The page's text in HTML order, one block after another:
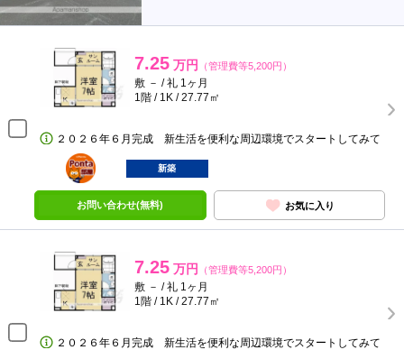
7.25 万円 （管理費等5,200円）
敷 － / 礼 1ヶ月
1階 / 1K / 27.77㎡
２０２６年６月完成 新生活を便利な周辺環境でスタートしてみて
ポンタ
部屋
新築
お問い合わせ(無料) お気に入り
7.25 万円 （管理費等5,200円）
敷 － / 礼 1ヶ月
1階 / 1K / 27.77㎡
２０２６年６月完成 新生活を便利な周辺環境でスタートしてみて